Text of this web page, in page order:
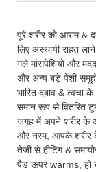
पूरे शरीर को आराम
लिए अस्थायी राहत
गले मांसपेशियों और
और अन्य बड़े पेशी
भारित दबाव & त्वचा
समान रूप से वितरित
जगह में अपने शरीर के
और नरम, आपके शरीर
तेजी से हीटिंग &
पैड ऊपर warms, हो